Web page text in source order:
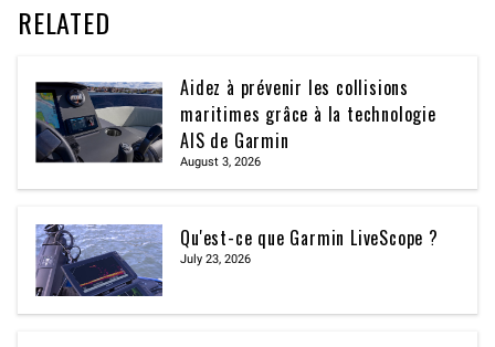
RELATED
Aidez à prévenir les collisions
maritimes grâce à la technologie
AIS de Garmin
August 3, 2026
Qu'est-ce que Garmin LiveScope ?
July 23, 2026